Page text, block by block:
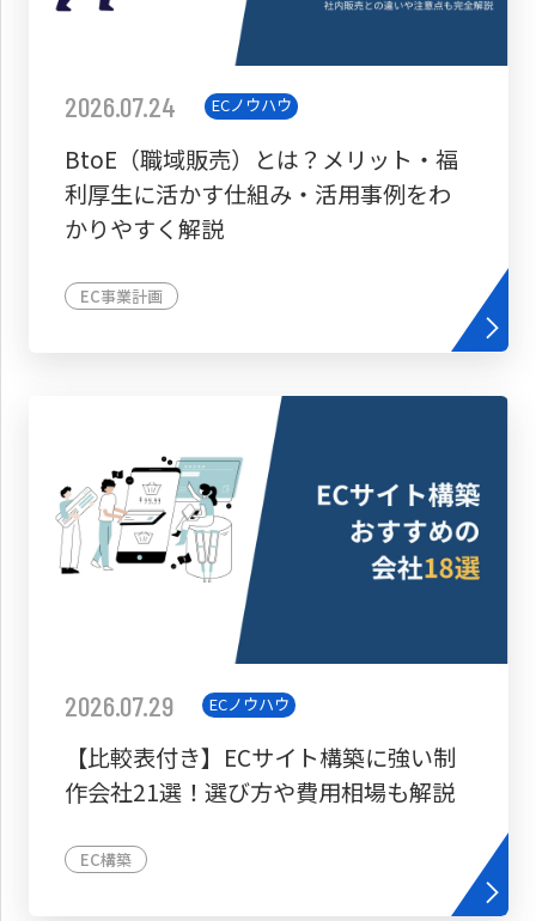
2026.07.24 ECノウハウ
BtoE（職域販売）とは？メリット・福
利厚生に活かす仕組み・活用事例をわ
かりやすく解説
EC事業計画
2026.07.29 ECノウハウ
【比較表付き】ECサイト構築に強い制
作会社21選！選び方や費用相場も解説
EC構築